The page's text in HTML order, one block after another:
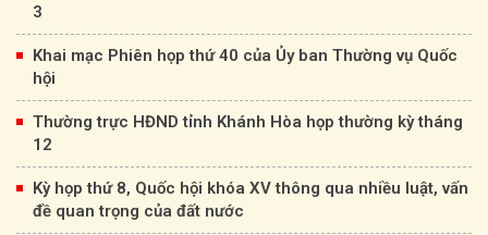
3
Khai mạc Phiên họp thứ 40 của Ủy ban Thường vụ Quốc
hội
Thường trực HĐND tỉnh Khánh Hòa họp thường kỳ tháng
12
Kỳ họp thứ 8, Quốc hội khóa XV thông qua nhiều luật, vấn
đề quan trọng của đất nước